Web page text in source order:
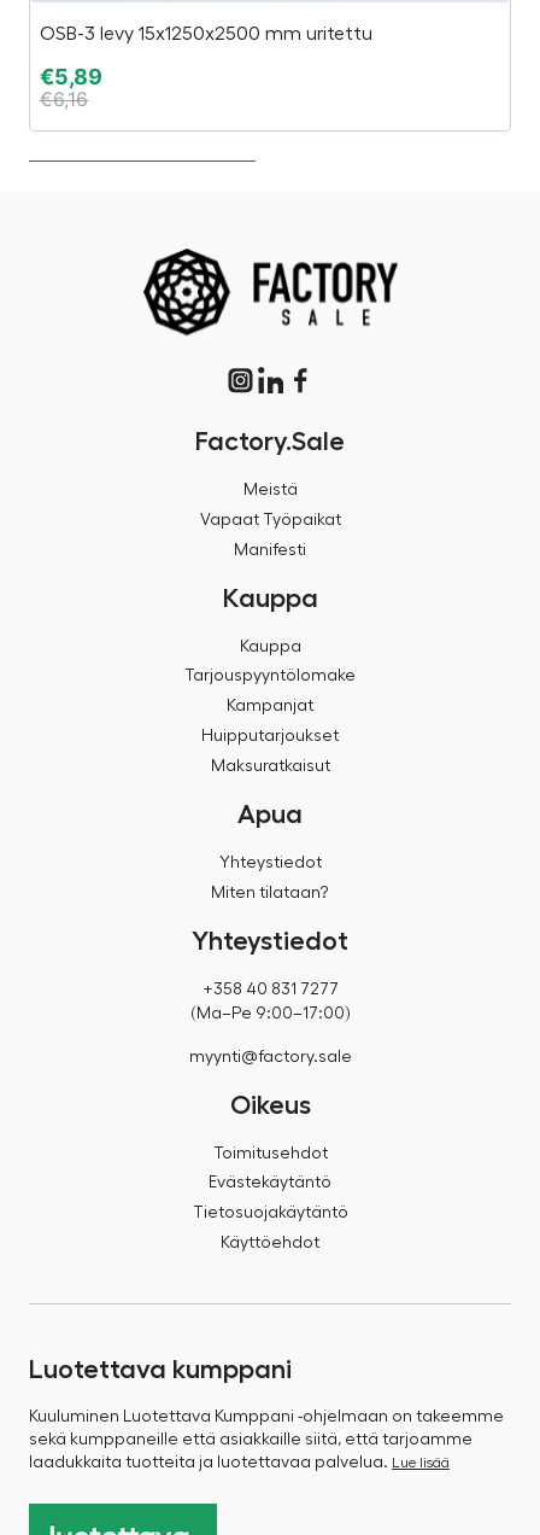
OSB-3 levy 15x1250x2500 mm uritettu
€5,89
€6,16
Factory.Sale
Meistä
Vapaat Työpaikat
Manifesti
Kauppa
Kauppa
Tarjouspyyntölomake
Kampanjat
Huipputarjoukset
Maksuratkaisut
Apua
Yhteystiedot
Miten tilataan?
Yhteystiedot
+358 40 831 7277
(Ma–Pe 9:00–17:00)
myynti@factory.sale
Oikeus
Toimitusehdot
Evästekäytäntö
Tietosuojakäytäntö
Käyttöehdot
Luotettava kumppani
Kuuluminen Luotettava Kumppani -ohjelmaan on takeemme
sekä kumppaneille että asiakkaille siitä, että tarjoamme
laadukkaita tuotteita ja luotettavaa palvelua. Lue lisää